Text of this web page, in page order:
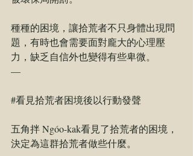
種種的困境，讓拾荒者不只身體出現問
題，有時也會需要面對龐大的心理壓
力，缺乏自信外也變得有些卑微。
—
#看見拾荒者困境後以行動發聲
五角拌 Ngóo-kak看見了拾荒者的困境，
決定為這群拾荒者做些什麼。